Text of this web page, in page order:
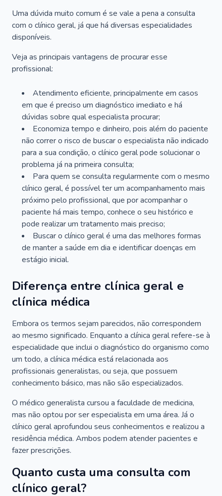
Uma dúvida muito comum é se vale a pena a consulta
com o clínico geral, já que há diversas especialidades
disponíveis.
Veja as principais vantagens de procurar esse
profissional:
Atendimento eficiente, principalmente em casos
em que é preciso um diagnóstico imediato e há
dúvidas sobre qual especialista procurar;
Economiza tempo e dinheiro, pois além do paciente
não correr o risco de buscar o especialista não indicado
para a sua condição, o clínico geral pode solucionar o
problema já na primeira consulta;
Para quem se consulta regularmente com o mesmo
clínico geral, é possível ter um acompanhamento mais
próximo pelo profissional, que por acompanhar o
paciente há mais tempo, conhece o seu histórico e
pode realizar um tratamento mais preciso;
Buscar o clínico geral é uma das melhores formas
de manter a saúde em dia e identificar doenças em
estágio inicial.
Diferença entre clínica geral e
clínica médica
Embora os termos sejam parecidos, não correspondem
ao mesmo significado. Enquanto a clínica geral refere-se à
especialidade que inclui o diagnóstico do organismo como
um todo, a clínica médica está relacionada aos
profissionais generalistas, ou seja, que possuem
conhecimento básico, mas não são especializados.
O médico generalista cursou a faculdade de medicina,
mas não optou por ser especialista em uma área. Já o
clínico geral aprofundou seus conhecimentos e realizou a
residência médica. Ambos podem atender pacientes e
fazer prescrições.
Quanto custa uma consulta com
clínico geral?